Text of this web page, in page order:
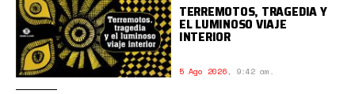
TERREMOTOS, TRAGEDIA Y
EL LUMINOSO VIAJE
INTERIOR
5 Ago 2026, 9:42 am.